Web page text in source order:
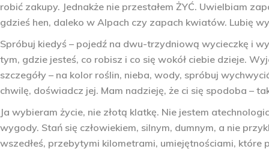
robić zakupy. Jednakże nie przestałem ŻYĆ. Uwielbiam
gdzieś hen, daleko w Alpach czy zapach kwiatów. Lubię
Spróbuj kiedyś – pojedź na dwu-trzydniową wycieczkę i
tym, gdzie jesteś, co robisz i co się wokół ciebie dzieje.
szczegóły – na kolor roślin, nieba, wody, spróbuj
chwilę, doświadcz jej. Mam nadzieję, że ci się spodoba –
Ja wybieram życie, nie złotą klatkę. Nie jestem
wygody. Stań się człowiekiem, silnym, dumnym, a nie
wszedłeś, przebytymi kilometrami, umiejętnościami,